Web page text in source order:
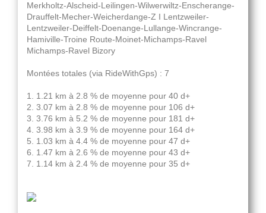
Merkholtz-Alscheid-Leilingen-Wilwerwiltz-Enscherange-
Drauffelt-Mecher-Weicherdange-Z I Lentzweiler-
Lentzweiler-Deiffelt-Doenange-Lullange-Wincrange-
Hamiville-Troine Route-Moinet-Michamps-Ravel
Michamps-Ravel Bizory
Montées totales (via RideWithGps) : 7
1. 1.21 km à 2.8 % de moyenne pour 40 d+
2. 3.07 km à 2.8 % de moyenne pour 106 d+
3. 3.76 km à 5.2 % de moyenne pour 181 d+
4. 3.98 km à 3.9 % de moyenne pour 164 d+
5. 1.03 km à 4.4 % de moyenne pour 47 d+
6. 1.47 km à 2.6 % de moyenne pour 43 d+
7. 1.14 km à 2.4 % de moyenne pour 35 d+